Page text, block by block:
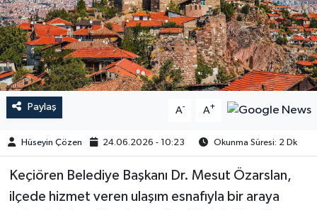
Paylaş A- A+
Hüseyin Çözen 24.06.2026 - 10:23 Okunma Süresi: 2 Dk
Keçiören Belediye Başkanı Dr. Mesut Özarslan,
ilçede hizmet veren ulaşım esnafıyla bir araya